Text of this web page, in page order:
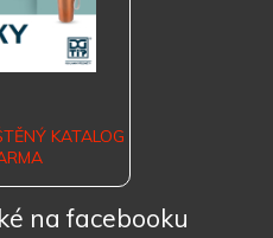
KATALOG
na facebooku